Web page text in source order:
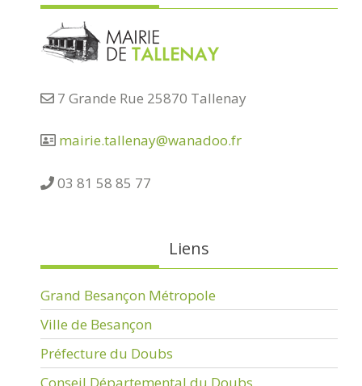
7 Grande Rue 25870 Tallenay
mairie.tallenay@wanadoo.fr
03 81 58 85 77
Liens
Grand Besançon Métropole
Ville de Besançon
Préfecture du Doubs